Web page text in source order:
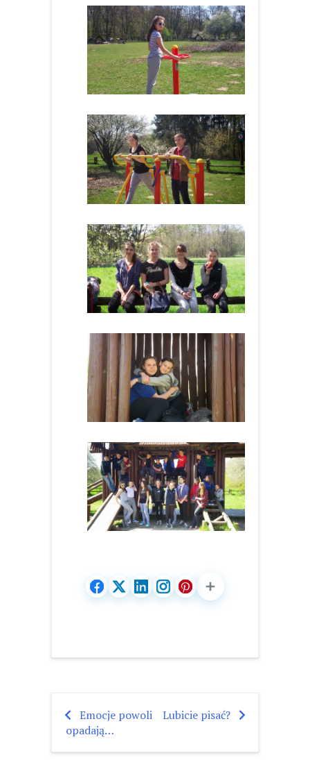
Nawigacja
wpisu
Emocje powoli
opadają…
Lubicie pisać?